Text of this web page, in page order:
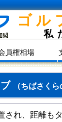
ゴル
私
員権相場
（ちばさく
され、距離も